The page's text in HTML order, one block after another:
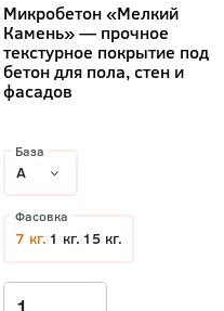
Микробетон «Мелкий
Камень» — прочное
текстурное покрытие под
бетон для пола, стен и
фасадов
База
Фасовка
7 кг. 1 кг. 15 кг.